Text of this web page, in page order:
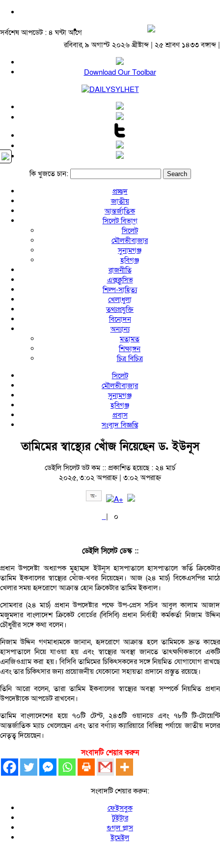
সর্বশেষ আপডেট : ৪ ঘন্টা আগে
রবিবার, ৯ অগাস্ট ২০২৬ খ্রীষ্টাব্দ | ২৫ শ্রাবণ ১৪৩৩ বঙ্গাব্দ |
Download Our Toolbar
কি খুজতে চান:
প্রচ্ছদ
জাতীয়
আন্তর্জাতিক
সিলেট বিভাগ
সিলেট
মৌলভীবাজার
সুনামগঞ্জ
হবিগঞ্জ
রাজনীতি
এক্সক্লুসিভ
শিল্প-সাহিত্য
খেলাধুলা
তথ্যপ্রযুক্তি
বিনোদন
অন্যান্য
মতামত
শিক্ষাঙ্গন
চিত্র বিচিত্র
সিলেট
মৌলভীবাজার
সুনামগঞ্জ
হবিগঞ্জ
প্রবাস
সংবাদ বিজ্ঞপ্তি
তামিমের স্বাস্থ্যের খোঁজ নিয়েছেন ড. ইউনূস
ডেইলি সিলেট ডট কম :: প্রকাশিত হয়েছে : ২৪ মার্চ
২০২৫, ৩:০২ অপরাহ্ন | ৩:০২ অপরাহ্ন
| ০
ডেইলি সিলেট ডেস্ক ::
প্রধান উপদেষ্টা অধ্যাপক মুহাম্মদ ইউনূস হাসপাতালে হাসপাতালে ভর্তি ক্রিকেটার
তামিম ইকবালের স্বাস্থ্যের খোঁজ-খবর নিয়েছেন। আজ (২৪ মার্চ) বিকেএসপির মাঠে
খেলার সময় হৃদরোগে আক্রান্ত হোন ক্রিকেটার তামিম ইকবাল।
সোমবার (২৪ মার্চ) প্রধান উপদেষ্টার পক্ষে উপ-প্রেস সচিব আবুল কালাম আজাদ
মজুমদার বাংলাদেশ ক্রিকেট বোর্ডের (বিসিবি) প্রধান নির্বাহী কর্মকর্তা নিজাম উদ্দিন
চৌধুরীর সঙ্গে কথা বলেন।
নিজাম উদ্দিন গণমাধ্যমকে জানান, হৃদরোগে আক্রান্ত হলে তামিমকে দ্রুত কাছের
হাসপাতালে নিয়ে যাওয়া হয় এবং স্বাস্থ্যের অবস্থা জানতে তাৎক্ষণিকভাবে একটি
এনজিওগ্রাম করা হয়। বিসিবি তামিমের চিকিৎসকদের সঙ্গে নিয়মিত যোগাযোগ রাখছে
এবং তার চিকিৎসার জন্য প্রয়োজনীয় যেকোনো সহায়তা প্রদানে প্রস্তুত রয়েছে।
তিনি আরো বলেন, তারা তামিম ইকবালের স্বাস্থ্যের অবস্থা সম্পর্কে নিয়মিত প্রধান
উপদেষ্টাকে আপডেট রাখবেন।
তামিম বাংলাদেশের হয়ে ৭০টি টেস্ট, ২৪৩টি ওয়ানডে এবং ৭৮টি টি-টোয়েন্টি
আন্তর্জাতিক ম্যাচ খেলেছেন এবং তার বর্ণাঢ্য ক্যারিয়ারে বিভিন্ন পর্যায়ে জাতীয় দলের
নেতৃত্ব দিয়েছেন।
সংবাদটি শেয়ার করুন
সংবাদটি শেয়ার করুন:
ফেইসবুক
টুইটার
গুগল প্লাস
ইমেইল